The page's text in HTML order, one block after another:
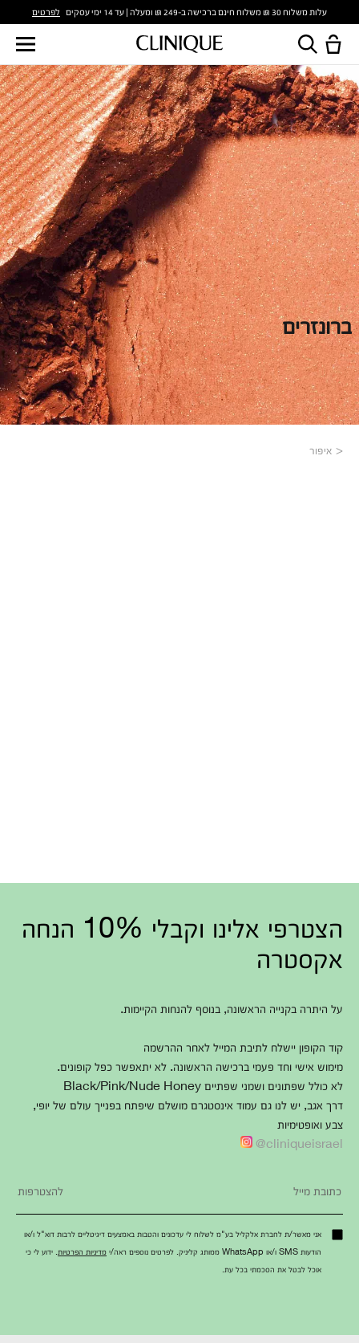
עלות משלוח 30 ₪ משלוח חינם ברכישה ב-249 ₪ ומעלה | עד 14 ימי עסקים לפרטים
ברונזרים
איפור
הצטרפי אלינו וקבלי 10% הנחה
אקסטרה
על היתרה בקנייה הראשונה, בנוסף להנחות הקיימות.
קוד הקופון יישלח לתיבת המייל לאחר ההרשמה
מימוש אישי וחד פעמי ברכישה הראשונה. לא יתאפשר כפל קופונים.
לא כולל שפתונים ושמני שפתיים Black/Pink/Nude Honey
דרך אגב, יש לנו גם עמוד אינסטגרם מושלם שיפתח בפנייך עולם של יופי,
צבע ואופטימיות
cliniqueisrael@
אני מאשר/ת לחברת אלקליל בע"מ לשלוח לי עדכונים והטבות באמצעים דיגיטליים לרבות דוא"ל ו/או
הודעות SMS ו/או WhatsApp ממותג קליניק. לפרטים נוספים ראה/י
מדיניות הפרטיות . ידוע לי כי
אוכל לבטל את הסכמתי בכל עת.